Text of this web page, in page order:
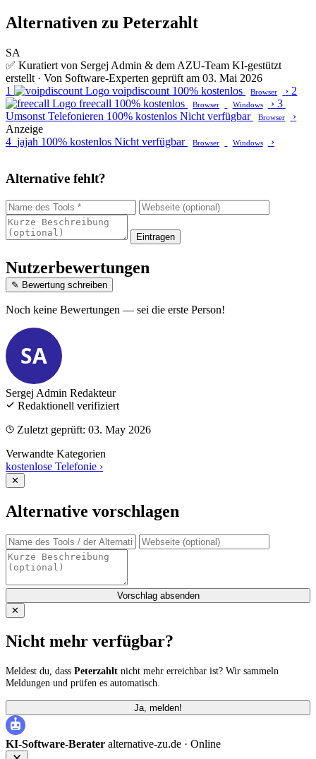
Alternativen zu Peterzahlt
SA
✅ Kuratiert von Sergej Admin & dem AZU-Team KI-gestützt
erstellt · Von Software-Experten geprüft am 03. Mai 2026
1
voipdiscount 100% kostenlos Browser › 2
freecall 100% kostenlos Browser Windows › 3
Umsonst Telefonieren 100% kostenlos Nicht verfügbar Browser
›
Anzeige
4 jajah 100% kostenlos Nicht verfügbar Browser Windows ›
Alternative fehlt?
Eintragen
Nutzerbewertungen
✎ Bewertung schreiben
Noch keine Bewertungen — sei die erste Person!
SA
Sergej Admin Redakteur
Redaktionell verifiziert
Zuletzt geprüft: 03. May 2026
Verwandte Kategorien
kostenlose Telefonie ›
✕
Alternative vorschlagen
Vorschlag absenden
✕
Nicht mehr verfügbar?
Meldest du, dass Peterzahlt nicht mehr erreichbar ist? Wir sammeln
Meldungen und prüfen es automatisch.
Ja, melden!
KI-Software-Berater alternative-zu.de · Online